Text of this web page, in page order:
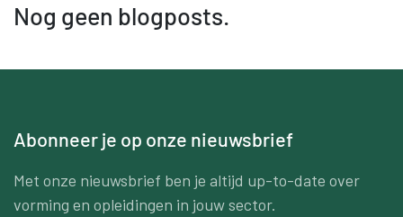
Nog geen blogposts.
Abonneer je op onze nieuwsbrief
Met onze nieuwsbrief ben je altijd up-to-date over
vorming en opleidingen in jouw sector.